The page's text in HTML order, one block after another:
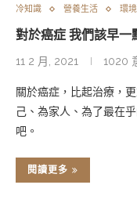
冷知識 營養生活 環
對於癌症 我們該早一
11 2 月, 2021 1020
關於癌症，比起治療，
己、為家人、為了最在
吧。
閱讀更多